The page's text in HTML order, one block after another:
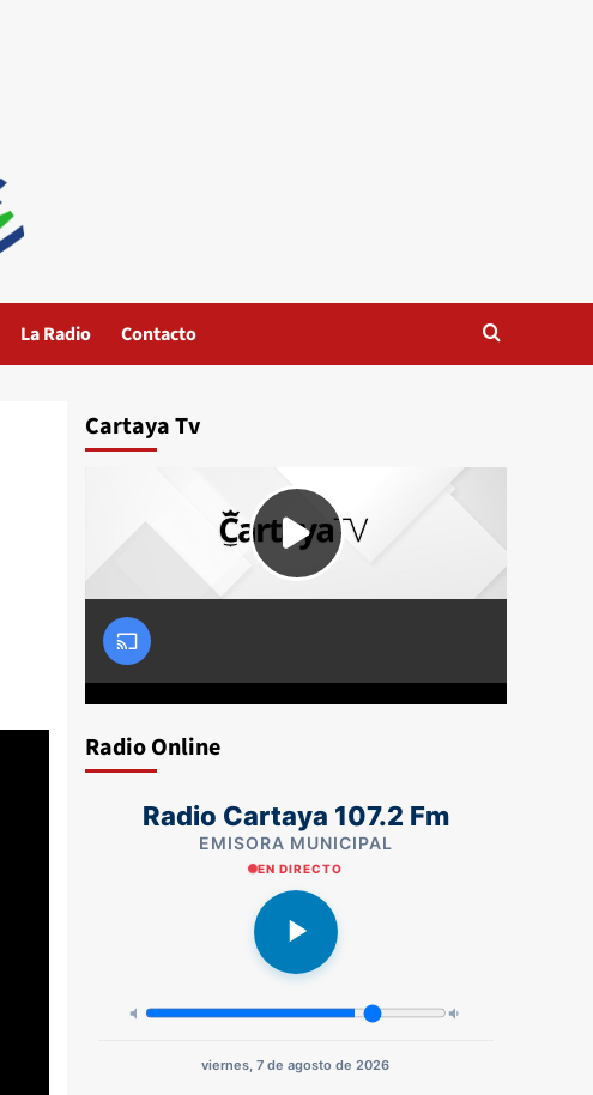
La Radio Contacto
Cartaya Tv
Radio Online
Radio Cartaya 107.2 Fm
EMISORA MUNICIPAL
EN DIRECTO
viernes, 7 de agosto de 2026